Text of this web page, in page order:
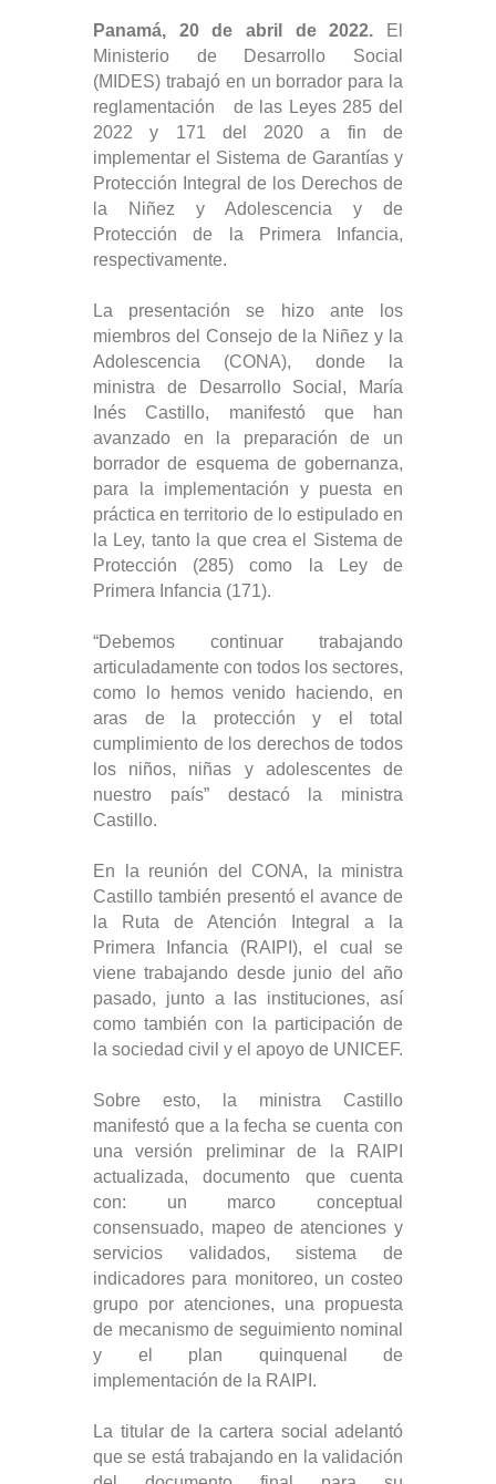
Panamá, 20 de abril de 2022. El
Ministerio de Desarrollo Social
(MIDES) trabajó en un borrador para la
reglamentación de las Leyes 285 del
2022 y 171 del 2020 a fin de
implementar el Sistema de Garantías y
Protección Integral de los Derechos de
la Niñez y Adolescencia y de
Protección de la Primera Infancia,
respectivamente.
La presentación se hizo ante los
miembros del Consejo de la Niñez y la
Adolescencia (CONA), donde la
ministra de Desarrollo Social, María
Inés Castillo, manifestó que han
avanzado en la preparación de un
borrador de esquema de gobernanza,
para la implementación y puesta en
práctica en territorio de lo estipulado en
la Ley, tanto la que crea el Sistema de
Protección (285) como la Ley de
Primera Infancia (171).
“Debemos continuar trabajando
articuladamente con todos los sectores,
como lo hemos venido haciendo, en
aras de la protección y el total
cumplimiento de los derechos de todos
los niños, niñas y adolescentes de
nuestro país” destacó la ministra
Castillo.
En la reunión del CONA, la ministra
Castillo también presentó el avance de
la Ruta de Atención Integral a la
Primera Infancia (RAIPI), el cual se
viene trabajando desde junio del año
pasado, junto a las instituciones, así
como también con la participación de
la sociedad civil y el apoyo de UNICEF.
Sobre esto, la ministra Castillo
manifestó que a la fecha se cuenta con
una versión preliminar de la RAIPI
actualizada, documento que cuenta
con: un marco conceptual
consensuado, mapeo de atenciones y
servicios validados, sistema de
indicadores para monitoreo, un costeo
grupo por atenciones, una propuesta
de mecanismo de seguimiento nominal
y el plan quinquenal de
implementación de la RAIPI.
La titular de la cartera social adelantó
que se está trabajando en la validación